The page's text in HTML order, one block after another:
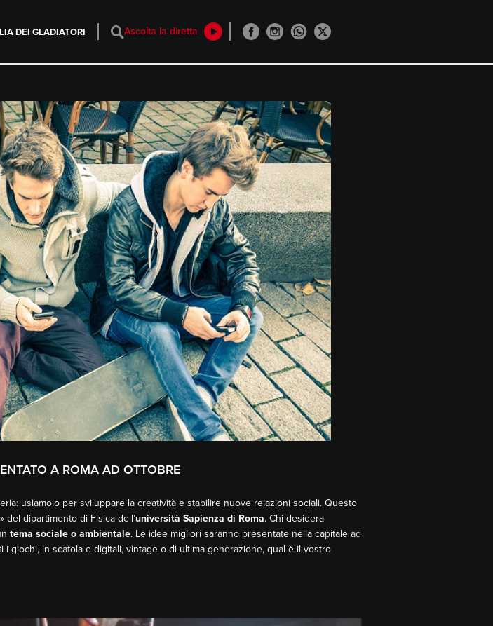
DEI GLADIATORI Ascolta la diretta
A ROMA AD OTTOBRE
usiamolo per sviluppare la creatività e stabilire nuove relazioni sociali. Questo
del dipartimento di Fisica dell’università Sapienza di Roma. Chi desidera
tema sociale o ambientale. Le idee migliori saranno presentate nella capitale ad
giochi, in scatola e digitali, vintage o di ultima generazione, qual è il vostro